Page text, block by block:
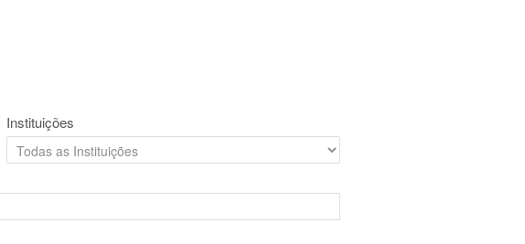
Instituições